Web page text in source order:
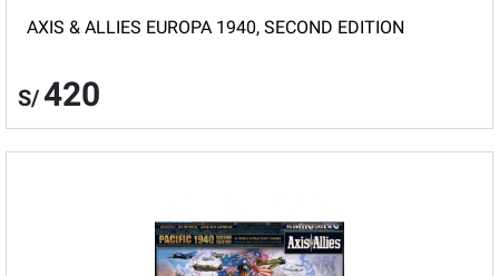
AXIS & ALLIES EUROPA 1940, SECOND EDITION
S/420